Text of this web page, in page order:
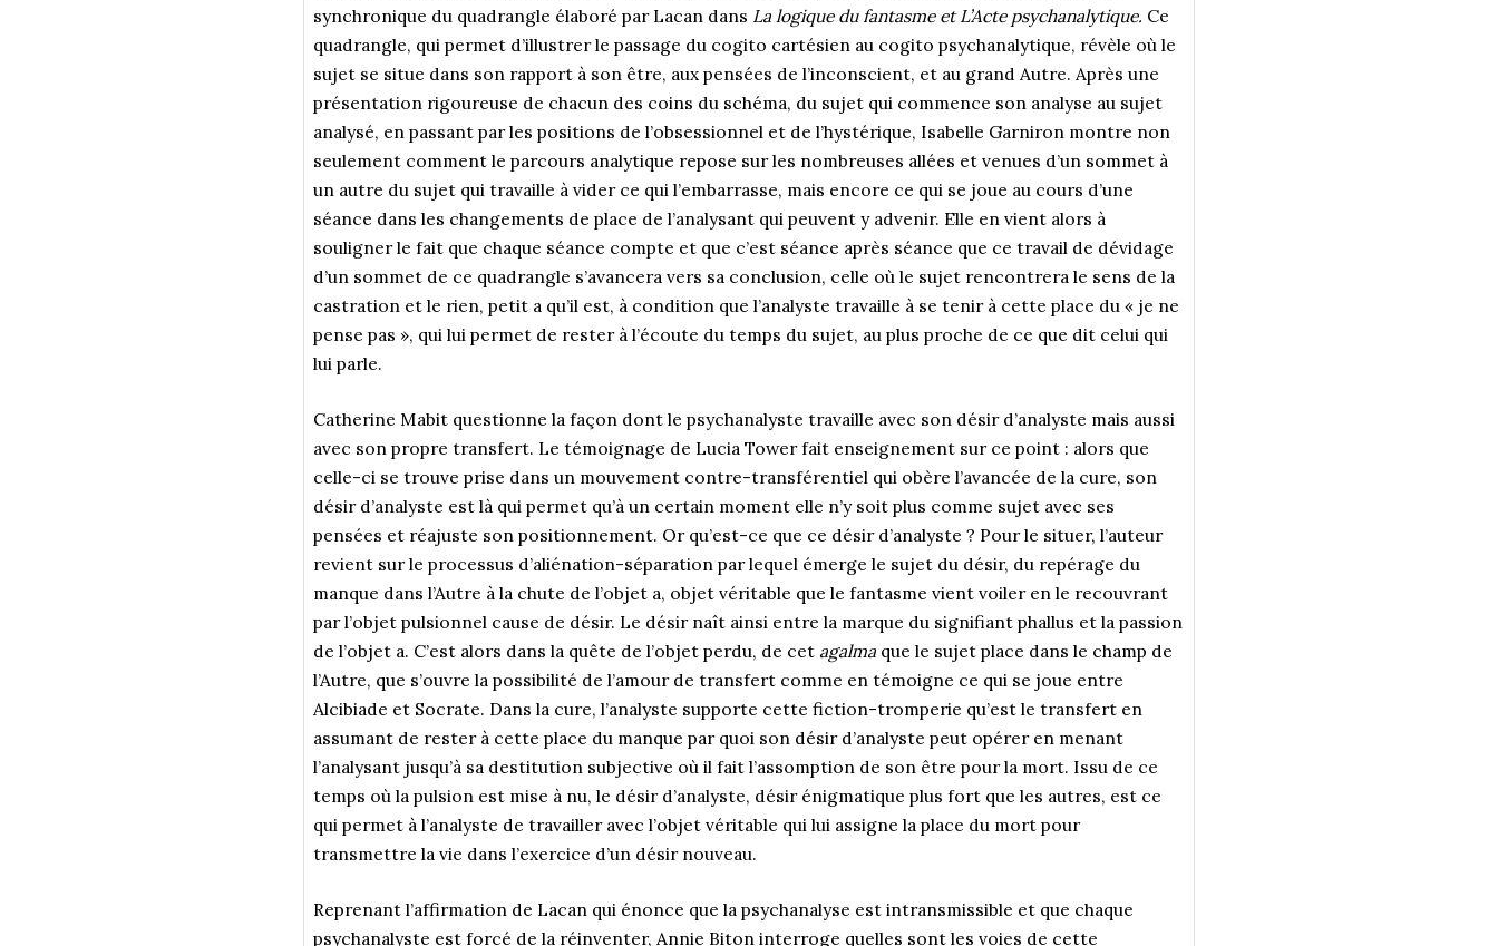
synchronique du quadrangle élaboré par Lacan dans La logique du fantasme et L’Acte psychanalytique. Ce
quadrangle, qui permet d’illustrer le passage du cogito cartésien au cogito psychanalytique, révèle où le
sujet se situe dans son rapport à son être, aux pensées de l’inconscient, et au grand Autre. Après une
présentation rigoureuse de chacun des coins du schéma, du sujet qui commence son analyse au sujet
analysé, en passant par les positions de l’obsessionnel et de l’hystérique, Isabelle Garniron montre non
seulement comment le parcours analytique repose sur les nombreuses allées et venues d’un sommet à
un autre du sujet qui travaille à vider ce qui l’embarrasse, mais encore ce qui se joue au cours d’une
séance dans les changements de place de l’analysant qui peuvent y advenir. Elle en vient alors à
souligner le fait que chaque séance compte et que c’est séance après séance que ce travail de dévidage
d’un sommet de ce quadrangle s’avancera vers sa conclusion, celle où le sujet rencontrera le sens de la
castration et le rien, petit a qu’il est, à condition que l’analyste travaille à se tenir à cette place du « je ne
pense pas », qui lui permet de rester à l’écoute du temps du sujet, au plus proche de ce que dit celui qui
lui parle.
Catherine Mabit questionne la façon dont le psychanalyste travaille avec son désir d’analyste mais aussi
avec son propre transfert. Le témoignage de Lucia Tower fait enseignement sur ce point : alors que
celle-ci se trouve prise dans un mouvement contre-transférentiel qui obère l’avancée de la cure, son
désir d’analyste est là qui permet qu’à un certain moment elle n’y soit plus comme sujet avec ses
pensées et réajuste son positionnement. Or qu’est-ce que ce désir d’analyste ? Pour le situer, l’auteur
revient sur le processus d’aliénation-séparation par lequel émerge le sujet du désir, du repérage du
manque dans l’Autre à la chute de l’objet a, objet véritable que le fantasme vient voiler en le recouvrant
par l’objet pulsionnel cause de désir. Le désir naît ainsi entre la marque du signifiant phallus et la passion
de l’objet a. C’est alors dans la quête de l’objet perdu, de cet agalmaque le sujet place dans le champ de
l’Autre, que s’ouvre la possibilité de l’amour de transfert comme en témoigne ce qui se joue entre
Alcibiade et Socrate. Dans la cure, l’analyste supporte cette fiction-tromperie qu’est le transfert en
assumant de rester à cette place du manque par quoi son désir d’analyste peut opérer en menant
l’analysant jusqu’à sa destitution subjective où il fait l’assomption de son être pour la mort. Issu de ce
temps où la pulsion est mise à nu, le désir d’analyste, désir énigmatique plus fort que les autres, est ce
qui permet à l’analyste de travailler avec l’objet véritable qui lui assigne la place du mort pour
transmettre la vie dans l’exercice d’un désir nouveau.
Reprenant l’affirmation de Lacan qui énonce que la psychanalyse est intransmissible et que chaque
psychanalyste est forcé de la réinventer, Annie Biton interroge quelles sont les voies de cette